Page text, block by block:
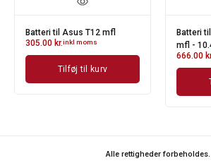
Batteri til Asus T12 mfl
305.00 kr.inkl moms
Tilføj til kurv
Batteri
mfl -
666.00
Alle rettigheder forbeholdes.